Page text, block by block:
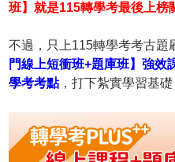
班】就是115轉學考最後上榜
不過，只上115轉學考考古題
門線上短衝班+題庫班】強效
學考考點，打下紮實學習基礎